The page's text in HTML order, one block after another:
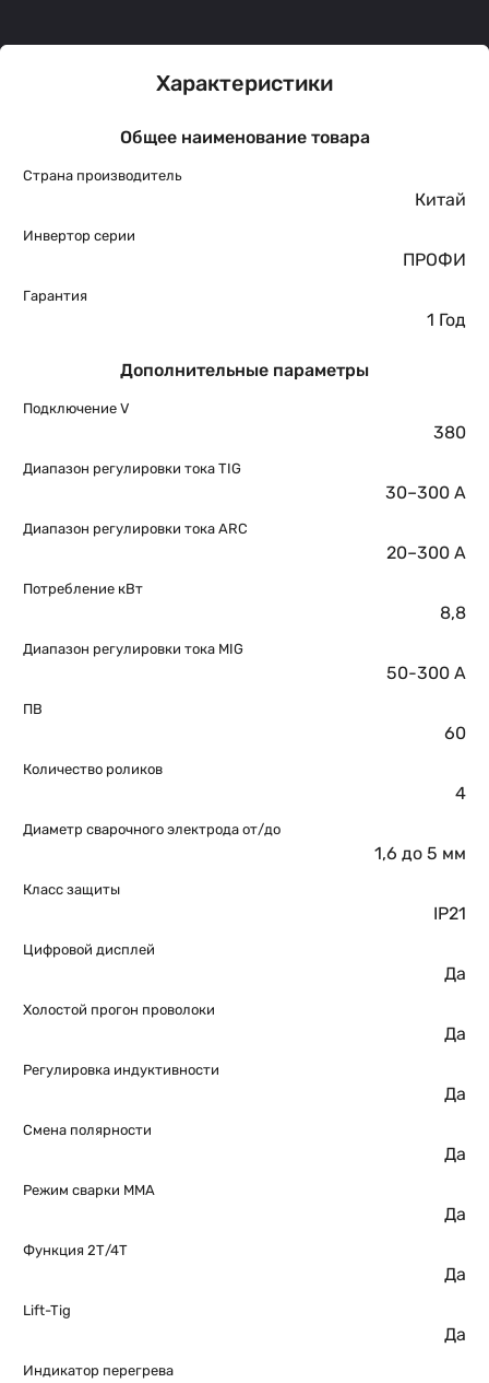
Характеристики
Общее наименование товара
Страна производитель
Китай
Инвертор серии
ПРОФИ
Гарантия
1 Год
Дополнительные параметры
Подключение V
380
Диапазон регулировки тока TIG
30–300 A
Диапазон регулировки тока ARC
20–300 A
Потребление кВт
8,8
Диапазон регулировки тока MIG
50-300 A
ПВ
60
Количество роликов
4
Диаметр сварочного электрода от/до
1,6 до 5 мм
Класс защиты
IP21
Цифровой дисплей
Да
Холостой прогон проволоки
Да
Регулировка индуктивности
Да
Смена полярности
Да
Режим сварки ММА
Да
Функция 2Т/4Т
Да
Lift-Tig
Да
Индикатор перегрева